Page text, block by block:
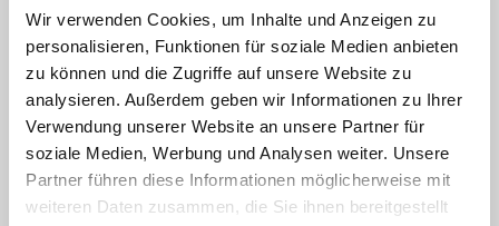
Wir verwenden Cookies, um Inhalte und Anzeigen zu
personalisieren, Funktionen für soziale Medien anbieten
zu können und die Zugriffe auf unsere Website zu
analysieren. Außerdem geben wir Informationen zu Ihrer
Verwendung unserer Website an unsere Partner für
soziale Medien, Werbung und Analysen weiter. Unsere
Partner führen diese Informationen möglicherweise mit
weiteren Daten zusammen, die Sie ihnen bereitgestellt
Eingänge zum Vatikanstaat und nehmen
Ordnungs- und Ehrendienste wahr. (KNA)